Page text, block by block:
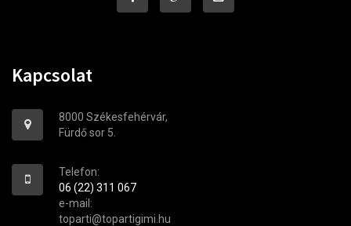
Kapcsolat
8000 Székesfehérvár,
Fürdő sor 5.
Telefon:
06 (22) 311 067
e-mail:
toparti@topartigimi.hu